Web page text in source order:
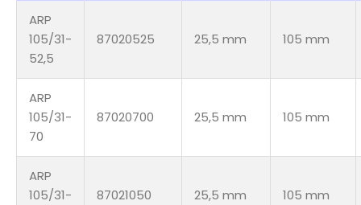
ARP
105/31-
52,5
87020525 25,5 mm 105 mm
ARP
105/31-
70
87020700 25,5 mm 105 mm
ARP
105/31-
87021050 25,5 mm 105 mm